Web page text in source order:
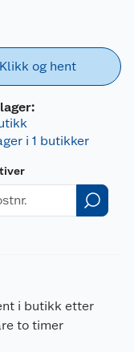
Klikk og hent
i 1 butikker
i butikk etter
to timer